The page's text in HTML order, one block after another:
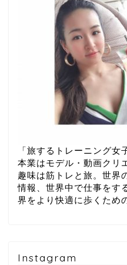
「旅するトレーニング女
本業はモデル・動画クリ
趣味は筋トレと旅。世界
情報、世界中で仕事をす
界をより快適に歩くため
Instagram